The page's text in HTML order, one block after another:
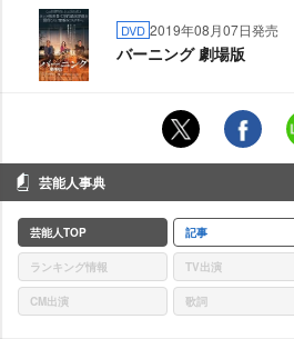
DVD 2019年08月07日発売
バーニング 劇場版
芸能人事典
芸能人TOP 記事
ランキング情報 TV出演
CM出演 歌詞